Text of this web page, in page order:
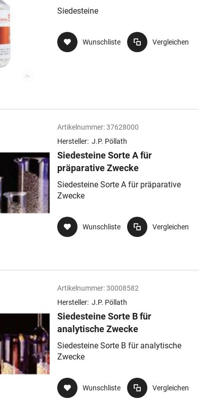
Siedesteine
Wunschliste Vergleichen
Artikelnummer:37628000
Hersteller: J.P. Pöllath
Siedesteine Sorte A für
präparative Zwecke
Siedesteine Sorte A für präparative
Zwecke
Wunschliste Vergleichen
Artikelnummer:30008582
Hersteller: J.P. Pöllath
Siedesteine Sorte B für
analytische Zwecke
Siedesteine Sorte B für analytische
Zwecke
Wunschliste Vergleichen